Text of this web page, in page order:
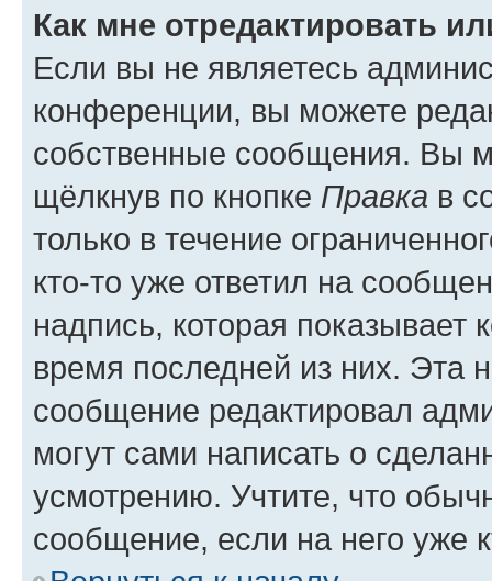
Как мне отредактировать
Если вы не являетесь
конференции, вы можете
собственные сообщения. Вы
щёлкнув по кнопке Правка в
только в течение
кто-то уже ответил на
надпись, которая показывает
время последней из них. Эта
сообщение редактировал
могут сами написать о
усмотрению. Учтите, что
сообщение, если на него уже